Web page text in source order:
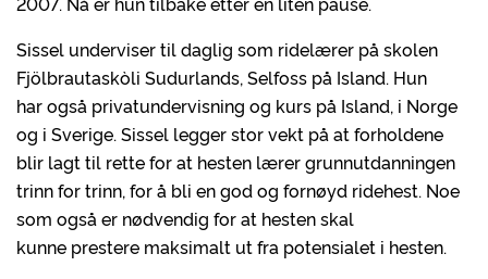
Sissel underviser til daglig som ridelærer på skolen
Fjölbrautaskòli Sudurlands, Selfoss på Island. Hun
har også privatundervisning og kurs på Island, i Norge
og i Sverige. Sissel legger stor vekt på at forholdene
blir lagt til rette for at hesten lærer grunnutdanningen
trinn for trinn, for å bli en god og fornøyd ridehest. Noe
som også er nødvendig for at hesten skal
kunne prestere maksimalt ut fra potensialet i hesten.